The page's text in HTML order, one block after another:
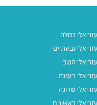
עזריאלי רמלה
עזריאלי גבעתיים
עזריאלי הנגב
עזריאלי רעננה
עזריאלי שרונה
עזריאלי ראשונים